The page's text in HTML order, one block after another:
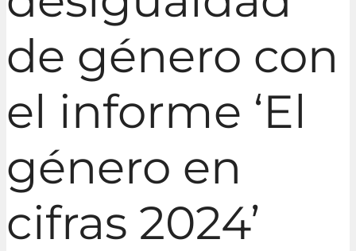
de género con
el informe ‘El
género en
cifras 2024’